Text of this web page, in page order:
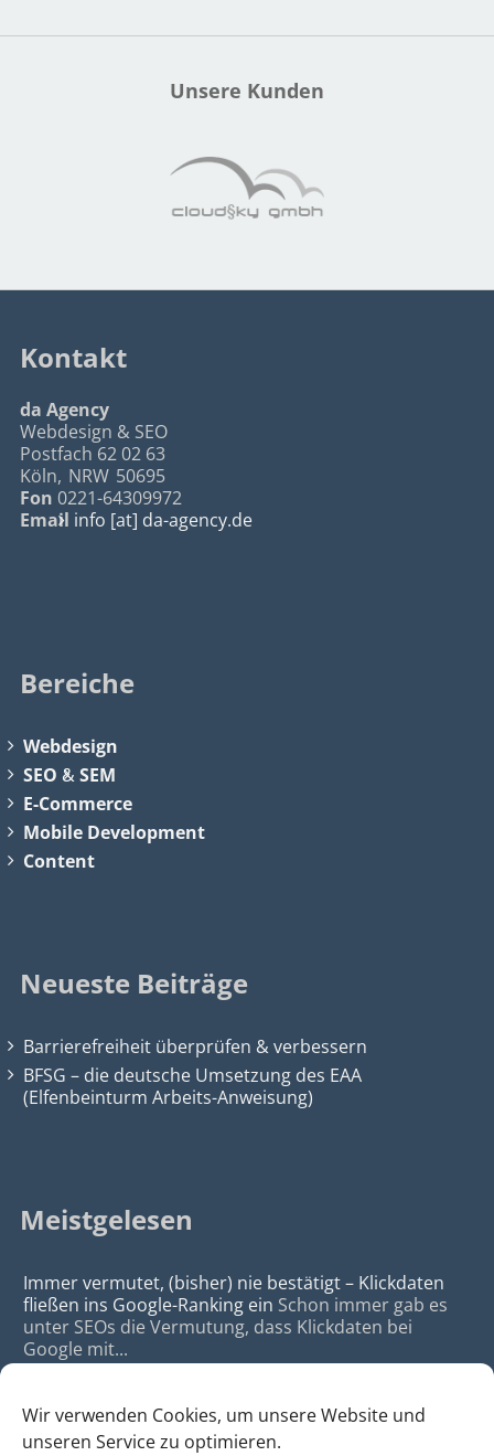
Wir verwenden Cookies, um unsere Website und
unseren Service zu optimieren.
Unsere Kunden
Kontakt
da Agency
Webdesign & SEO
Postfach 62 02 63
Köln, NRW 50695
Fon 0221-64309972
Email info [at] da-agency.de
Bereiche
Webdesign
SEO &SEM
E-Commerce
Mobile Development
Content
Neueste Beiträge
Barrierefreiheit überprüfen & verbessern
BFSG – die deutsche Umsetzung des EAA
(Elfenbeinturm Arbeits-Anweisung)
Meistgelesen
Immer vermutet, (bisher) nie bestätigt – Klickdaten
fließen ins Google-Ranking ein Schon immer gab es
unter SEOs die Vermutung, dass Klickdaten bei
Google mit...